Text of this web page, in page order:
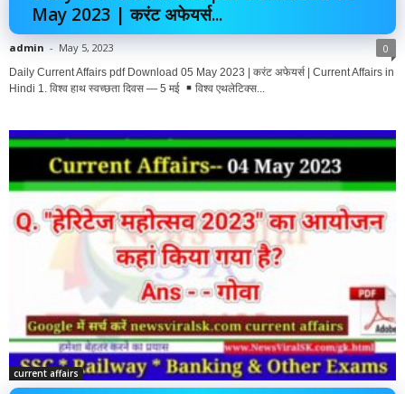
May 2023 | करंट अफेयर्स...
admin - May 5, 2023 0
Daily Current Affairs pdf Download 05 May 2023 | करंट अफेयर्स | Current Affairs in
Hindi 1. विश्व हाथ स्वच्छता दिवस — 5 मई
विश्व एथलेटिक्स...
current affairs